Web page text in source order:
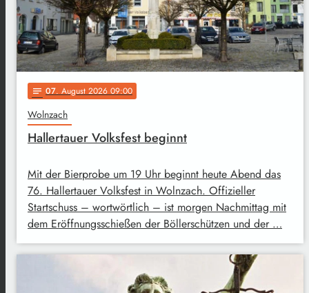
notes 07. August 2026 09:00
Wolnzach
Hallertauer Volksfest beginnt
Mit der Bierprobe um 19 Uhr beginnt heute Abend das
76. Hallertauer Volksfest in Wolnzach. Offizieller
Startschuss – wortwörtlich – ist morgen Nachmittag mit
dem Eröffnungsschießen der Böllerschützen und der …